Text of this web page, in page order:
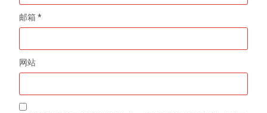
邮箱*
网站